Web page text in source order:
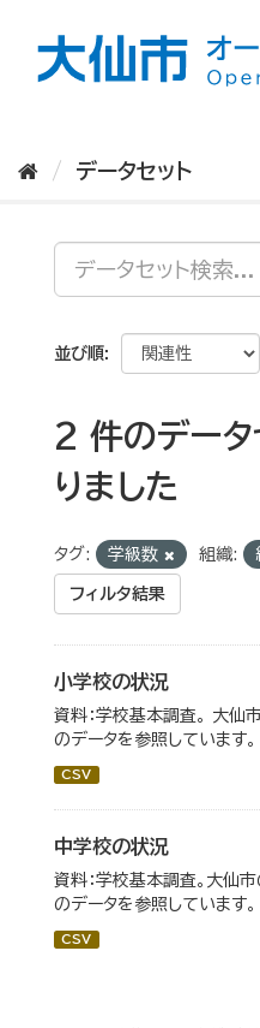
データセット
並び順
2 件のデータ
りました
タグ: 学級数 組織:
フィルタ結果
小学校の状況
資料：学校基本調査。 大仙
のデータを参照しています。
CSV
中学校の状況
資料：学校基本調査。大仙
のデータを参照しています。
CSV